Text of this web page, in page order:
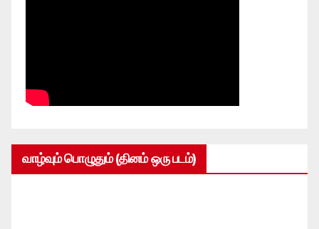
வாழ்வும் பொழுதும் (தினம் ஒரு படம்)